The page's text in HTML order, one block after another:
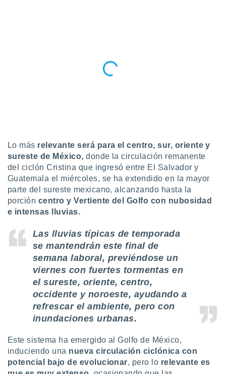
cookies
aceptar
de
sitio
que
o
aunque
Lo más relevante será para el centro, sur, oriente y
sureste de México, donde la circulación remanente
del ciclón Cristina que ingresó entre El Salvador y
Guatemala el miércoles, se ha extendido en la mayor
parte del sureste mexicano, alcanzando hasta la
porción centro y Vertiente del Golfo con nubosidad
e intensas lluvias.
Las lluvias típicas de temporada
se mantendrán este final de
semana laboral, previéndose un
viernes con fuertes tormentas en
el sureste, oriente, centro,
occidente y noroeste, ayudando a
refrescar el ambiente, pero con
inundaciones urbanas.
Este sistema ha emergido al Golfo de México,
induciendo una nueva circulación ciclónica con
potencial bajo de evolucionar, pero lo relevante es